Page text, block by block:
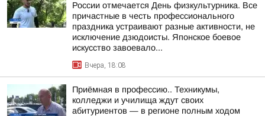
России отмечается День физкультурника. Все
причастные в честь профессионального
праздника устраивают разные активности, не
исключение дзюдоисты. Японское боевое
искусство завоевало...
Вчера, 18:08
Приёмная в профессию.. Техникумы,
колледжи и училища ждут своих
абитуриентов — в регионе полным ходом